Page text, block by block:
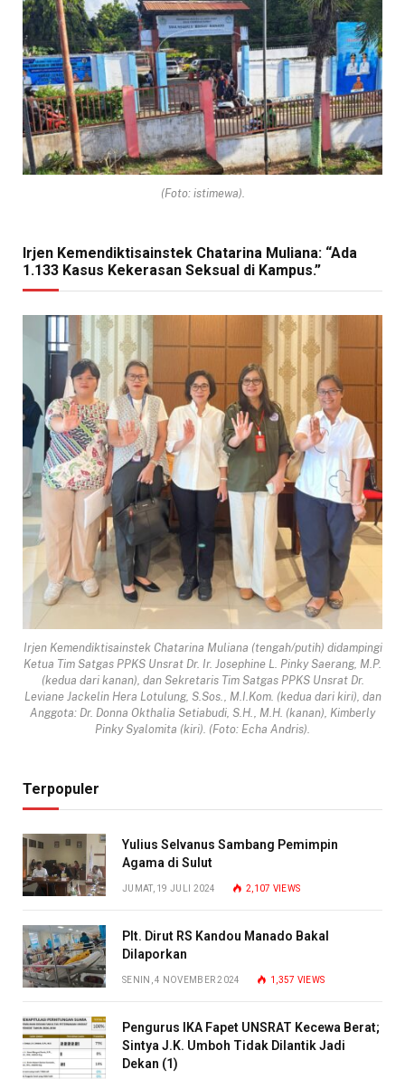
(Foto: istimewa).
Irjen Kemendiktisainstek Chatarina Muliana: “Ada
1.133 Kasus Kekerasan Seksual di Kampus.”
Irjen Kemendiktisainstek Chatarina Muliana (tengah/putih) didampingi
Ketua Tim Satgas PPKS Unsrat Dr. Ir. Josephine L. Pinky Saerang, M.P.
(kedua dari kanan), dan Sekretaris Tim Satgas PPKS Unsrat Dr.
Leviane Jackelin Hera Lotulung, S.Sos., M.I.Kom. (kedua dari kiri), dan
Anggota: Dr. Donna Okthalia Setiabudi, S.H., M.H. (kanan), Kimberly
Pinky Syalomita (kiri). (Foto: Echa Andris).
Terpopuler
Yulius Selvanus Sambang Pemimpin
Agama di Sulut
JUMAT, 19 JULI 2024 2,107 VIEWS
Plt. Dirut RS Kandou Manado Bakal
Dilaporkan
SENIN, 4 NOVEMBER 2024 1,357 VIEWS
Pengurus IKA Fapet UNSRAT Kecewa Berat;
Sintya J.K. Umboh Tidak Dilantik Jadi
Dekan (1)